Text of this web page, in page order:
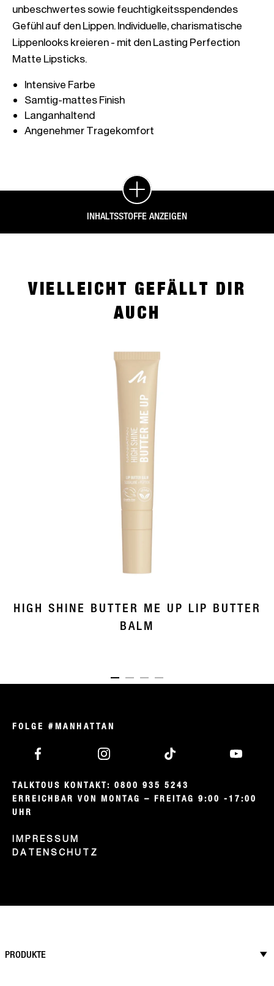
unbeschwertes sowie feuchtigkeitsspendendes
Gefühl auf den Lippen. Individuelle, charismatische
Lippenlooks kreieren - mit den Lasting Perfection
Angenehmer Tragekomfort
INHALTSSTOFFE ANZEIGEN
VIELLEICHT GEFÄLLT DIR
AUCH
HIGH SHINE BUTTER ME UP LIP BUTTER
BALM
ITEM 01 (CURRENT SLIDE)
ITEM 02ITEM 03ITEM 04
FOLGE #MANHATTAN
TALKTOUS KONTAKT: 0800 935 5243
ERREICHBAR VON MONTAG – FREITAG 9:00 -17:00
UHR
IMPRESSUM
DATENSCHUTZ
PRODUKTE